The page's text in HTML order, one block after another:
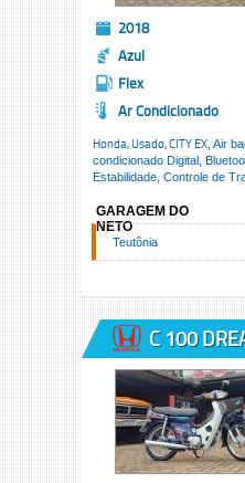
2018
Azul
Flex
Ar Condicionado
Honda, Usado,CITY EX , Air
condicionado Digital,
Estabilidade, Controle de
GARAGEM DO
NETO
Teutônia
C 100